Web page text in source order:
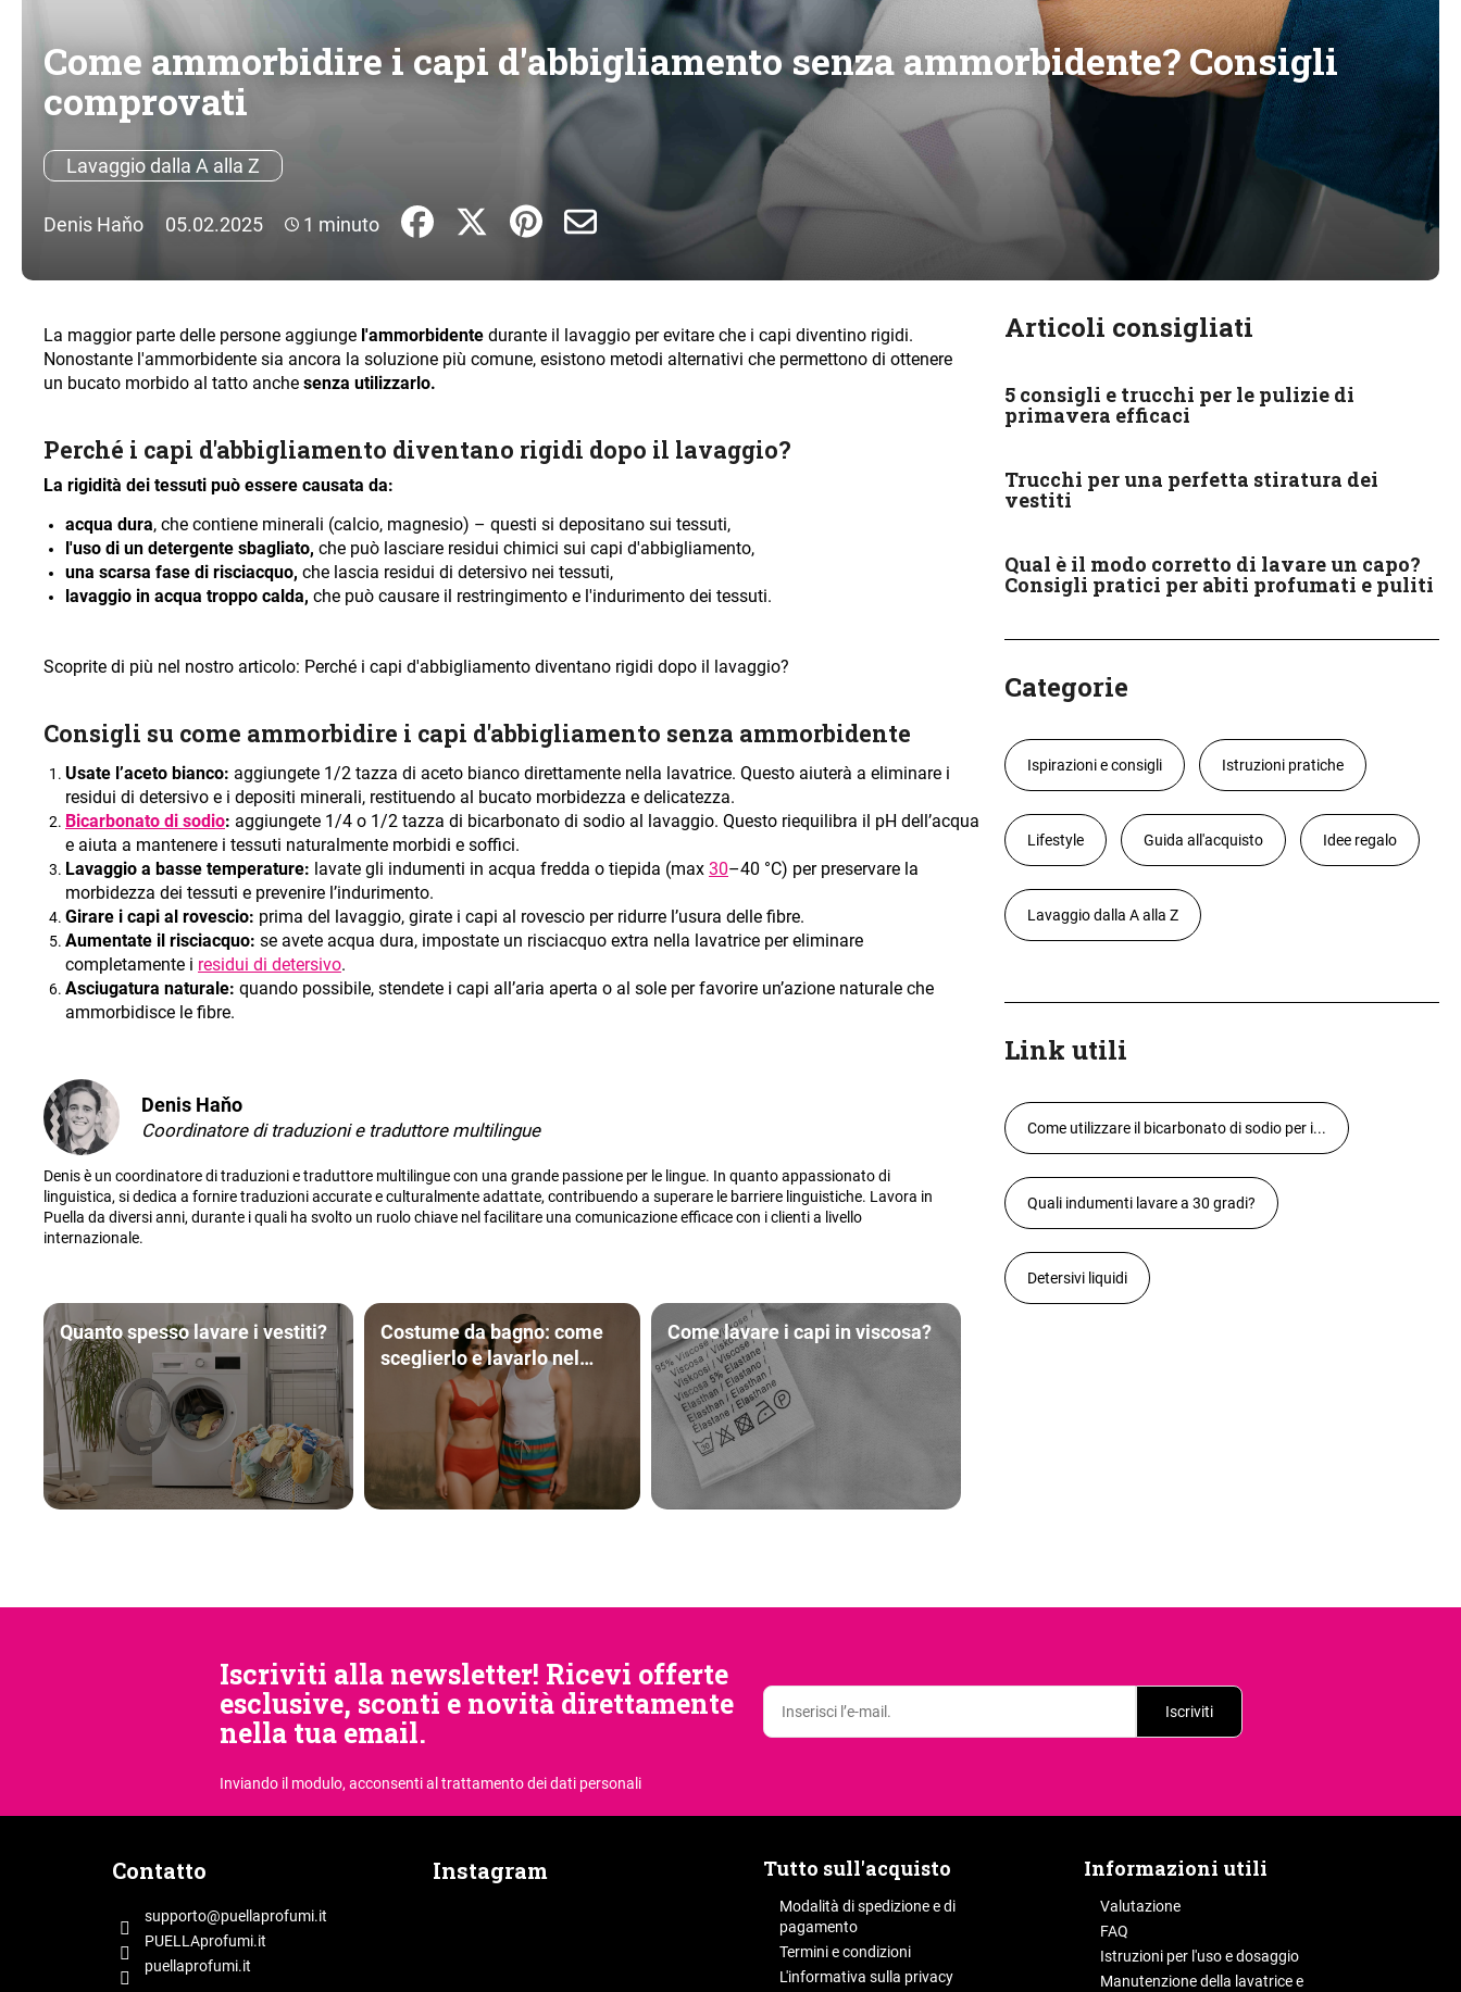
Come ammorbidire i capi d'abbigliamento senza ammorbidente? Consigli
comprovati
Lavaggio dalla A alla Z
Denis Haňo 05.02.2025 1 minuto
La maggior parte delle persone aggiunge l'ammorbidente durante il lavaggio per evitare che i capi diventino rigidi.
Nonostante l'ammorbidente sia ancora la soluzione più comune, esistono metodi alternativi che permettono di ottenere
un bucato morbido al tatto anche senza utilizzarlo.
Perché i capi d'abbigliamento diventano rigidi dopo il lavaggio?
La rigidità dei tessuti può essere causata da:
acqua dura, che contiene minerali (calcio, magnesio) – questi si depositano sui tessuti,
l'uso di un detergente sbagliato, che può lasciare residui chimici sui capi d'abbigliamento,
una scarsa fase di risciacquo, che lascia residui di detersivo nei tessuti,
lavaggio in acqua troppo calda, che può causare il restringimento e l'indurimento dei tessuti.
Scoprite di più nel nostro articolo: Perché i capi d'abbigliamento diventano rigidi dopo il lavaggio?
Consigli su come ammorbidire i capi d'abbigliamento senza ammorbidente
Usate l’aceto bianco: aggiungete 1/2 tazza di aceto bianco direttamente nella lavatrice. Questo aiuterà a eliminare i
residui di detersivo e i depositi minerali, restituendo al bucato morbidezza e delicatezza.
Bicarbonato di sodio: aggiungete 1/4 o 1/2 tazza di bicarbonato di sodio al lavaggio. Questo riequilibra il pH dell’acqua
e aiuta a mantenere i tessuti naturalmente morbidi e soffici.
Lavaggio a basse temperature: lavate gli indumenti in acqua fredda o tiepida (max 30–40 °C) per preservare la
morbidezza dei tessuti e prevenire l’indurimento.
Girare i capi al rovescio: prima del lavaggio, girate i capi al rovescio per ridurre l’usura delle fibre.
Aumentate il risciacquo: se avete acqua dura, impostate un risciacquo extra nella lavatrice per eliminare
completamente i residui di detersivo.
Asciugatura naturale: quando possibile, stendete i capi all’aria aperta o al sole per favorire un’azione naturale che
ammorbidisce le fibre.
Denis Haňo
Coordinatore di traduzioni e traduttore multilingue
Denis è un coordinatore di traduzioni e traduttore multilingue con una grande passione per le lingue. In quanto appassionato di
linguistica, si dedica a fornire traduzioni accurate e culturalmente adattate, contribuendo a superare le barriere linguistiche. Lavora in
Puella da diversi anni, durante i quali ha svolto un ruolo chiave nel facilitare una comunicazione efficace con i clienti a livello
internazionale.
Quanto spesso lavare i vestiti?
Costume da bagno: come
sceglierlo e lavarlo nel
modo giusto🏊‍♀️
Come lavare i capi in viscosa?
Articoli consigliati
5 consigli e trucchi per le pulizie di
primavera efficaci
Trucchi per una perfetta stiratura dei
vestiti
Qual è il modo corretto di lavare un capo?
Consigli pratici per abiti profumati e puliti
Categorie
Ispirazioni e consigli Istruzioni pratiche
Lifestyle Guida all'acquisto Idee regalo
Lavaggio dalla A alla Z
Link utili
Come utilizzare il bicarbonato di sodio per i...
Quali indumenti lavare a 30 gradi?
Detersivi liquidi
Iscriviti alla newsletter! Ricevi offerte
esclusive, sconti e novità direttamente
nella tua email.
Inviando il modulo, acconsential trattamento dei dati personali
Iscriviti
Contatto
supporto@puellaprofumi.it
PUELLAprofumi.it
puellaprofumi.it
Instagram Tutto sull'acquisto
Modalità di spedizione e di
pagamento
Termini e condizioni
L'informativa sulla privacy
Informazioni utili
Valutazione
FAQ
Istruzioni per l'uso e dosaggio
Manutenzione della lavatrice e